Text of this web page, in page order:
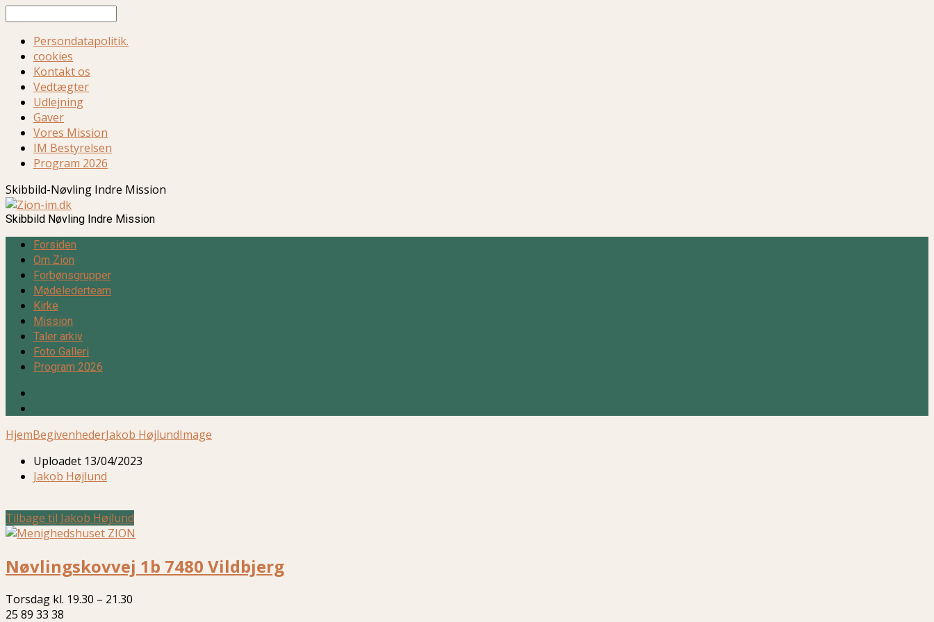
Persondatapolitik.
cookies
Kontakt os
Vedtægter
Udlejning
Gaver
Vores Mission
IM Bestyrelsen
Program 2026
Skibbild-Nøvling Indre Mission
Skibbild Nøvling Indre Mission
Forsiden
Om Zion
Forbønsgrupper
Mødelederteam
Kirke
Mission
Taler arkiv
Foto Galleri
Program 2026
HjemBegivenhederJakob HøjlundImage
Uploadet 13/04/2023
Jakob Højlund
Tilbage til Jakob Højlund
Nøvlingskovvej 1b 7480 Vildbjerg
Torsdag kl. 19.30 – 21.30
25 89 33 38